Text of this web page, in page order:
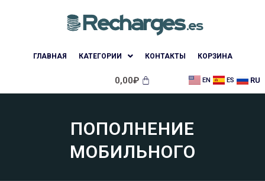
ГЛАВНАЯ КАТЕГОРИИ КОНТАКТЫ КОРЗИНА
0,00₽ EN ES RU
ПОПОЛНЕНИЕ
МОБИЛЬНОГО